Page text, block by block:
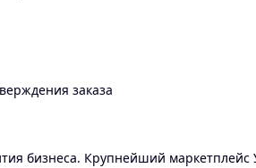
заказа
бизнеса. Крупнейший